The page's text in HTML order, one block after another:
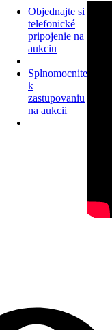
Objednajte si
telefonické
pripojenie na
aukciu
Splnomocnite
k
zastupovaniu
na aukcii